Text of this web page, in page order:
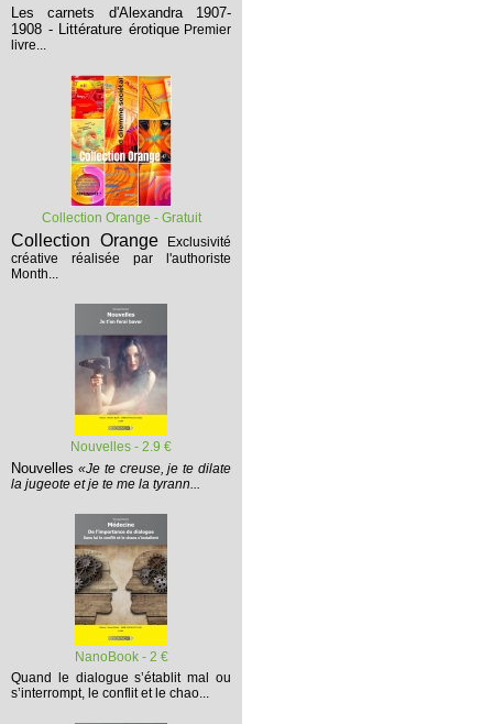
Les carnets d'Alexandra 1907-
1908 - Littérature érotique Premier
livre...
Collection Orange - Gratuit
Collection Orange
Exclusivité
créative réalisée par l'authoriste
Month...
Nouvelles - 2.9 €
Nouvelles «Je te creuse, je te dilate
la jugeote et je te me la tyrann...
NanoBook - 2 €
Quand le dialogue s’établit mal ou
s’interrompt, le conflit et le chao...